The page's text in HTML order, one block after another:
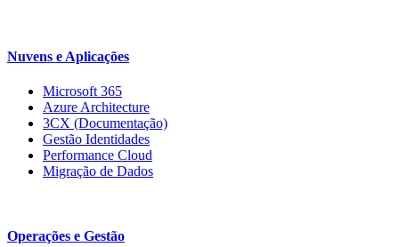
Nuvens e Aplicações
Microsoft 365
Azure Architecture
3CX (Documentação)
Gestão Identidades
Performance Cloud
Migração de Dados
Operações e Gestão